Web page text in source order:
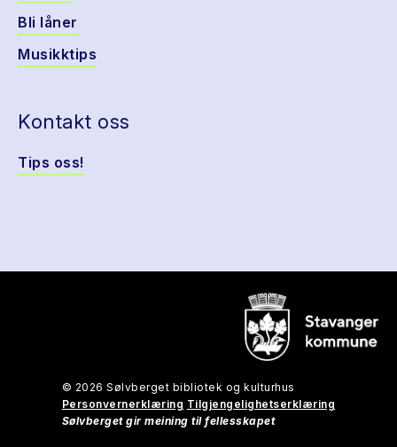
Bli låner
Musikktips
Kontakt oss
Tips oss!
© 2026 Sølvberget bibliotek og kulturhus
Personvernerklæring Tilgjengelighetserklæring
Sølvberget gir meining til fellesskapet